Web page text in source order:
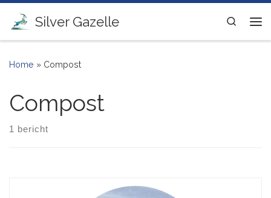
Ga naar inhoud
Silver Gazelle
Search
Home » Compost
Compost
1 bericht